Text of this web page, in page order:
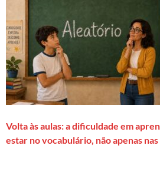
Volta às aulas: a dificuldade em
estar no vocabulário, não apenas